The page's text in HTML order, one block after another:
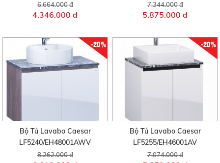
6.664.000 đ
4.346.000 đ
7.344.000 đ
5.875.000 đ
-20%
Bộ Tủ Lavabo Caesar
LF5240/EH48001AWV
8.262.000 đ
-20%
Bộ Tủ Lavabo Caesar
LF5255/EH46001AV
7.074.000 đ